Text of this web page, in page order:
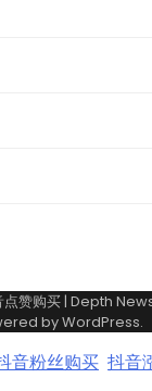
点赞购买 | Depth
byWordPress.
音粉丝购买 抖音